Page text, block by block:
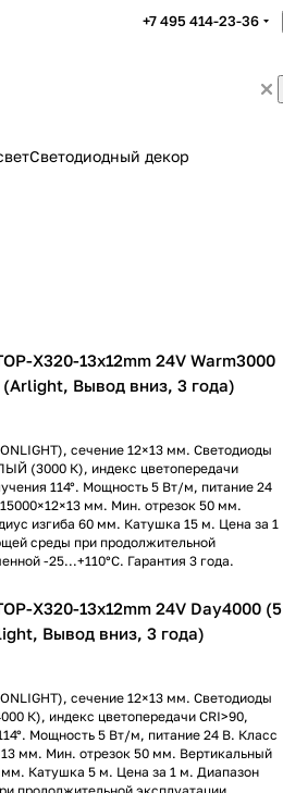
+7 495 414-23-36
Светодиодный декор
X320-13x12mm 24V Warm3000
Вывод вниз, 3 года)
сечение 12×13 мм. Светодиоды
(3000 К), индекс цветопередачи
114°. Мощность 5 Вт/м, питание 24
мм. Мин. отрезок 50 мм.
изгиба 60 мм. Катушка 15 м. Цена за 1
среды при продолжительной
-25...+110°С. Гарантия 3 года.
X320-13x12mm 24V Day4000 (5
Вывод вниз, 3 года)
сечение 12×13 мм. Светодиоды
К), индекс цветопередачи CRI>90,
Мощность 5 Вт/м, питание 24 В. Класс
мм. Мин. отрезок 50 мм. Вертикальный
мм. Катушка 5 м. Цена за 1 м. Диапазон